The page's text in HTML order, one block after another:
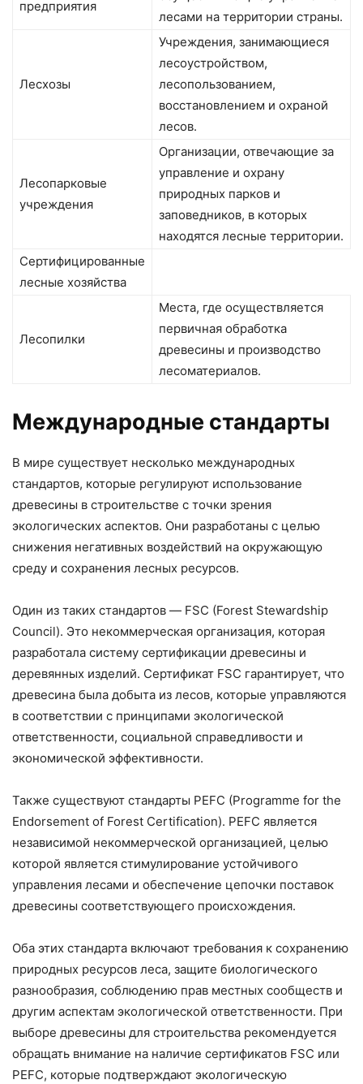
предприятия
лесами на территории страны.
Лесхозы
Учреждения, занимающиеся
лесоустройством,
лесопользованием,
восстановлением и охраной
лесов.
Лесопарковые
учреждения
Организации, отвечающие за
управление и охрану
природных парков и
заповедников, в которых
находятся лесные территории.
Сертифицированные
лесные хозяйства
Лесопилки
Места, где осуществляется
первичная обработка
древесины и производство
лесоматериалов.
Международные стандарты
В мире существует несколько международных
стандартов, которые регулируют использование
древесины в строительстве с точки зрения
экологических аспектов. Они разработаны с целью
снижения негативных воздействий на окружающую
среду и сохранения лесных ресурсов.
Один из таких стандартов — FSC (Forest Stewardship
Council). Это некоммерческая организация, которая
разработала систему сертификации древесины и
деревянных изделий. Сертификат FSC гарантирует, что
древесина была добыта из лесов, которые управляются
в соответствии с принципами экологической
ответственности, социальной справедливости и
экономической эффективности.
Также существуют стандарты PEFC (Programme for the
Endorsement of Forest Certification). PEFC является
независимой некоммерческой организацией, целью
которой является стимулирование устойчивого
управления лесами и обеспечение цепочки поставок
древесины соответствующего происхождения.
Оба этих стандарта включают требования к сохранению
природных ресурсов леса, защите биологического
разнообразия, соблюдению прав местных сообществ и
другим аспектам экологической ответственности. При
выборе древесины для строительства рекомендуется
обращать внимание на наличие сертификатов FSC или
PEFC, которые подтверждают экологическую